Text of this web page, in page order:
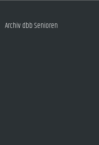
Archiv dbb Senioren